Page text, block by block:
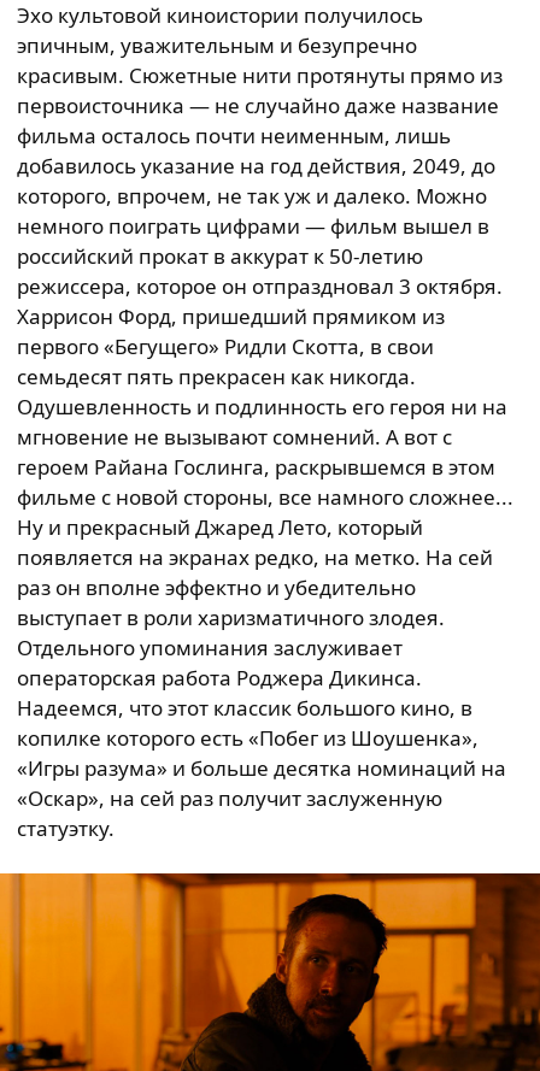
Эхо культовой киноистории получилось
эпичным, уважительным и безупречно
красивым. Сюжетные нити протянуты прямо из
первоисточника — не случайно даже название
фильма осталось почти неименным, лишь
добавилось указание на год действия, 2049, до
которого, впрочем, не так уж и далеко. Можно
немного поиграть цифрами — фильм вышел в
российский прокат в аккурат к 50-летию
режиссера, которое он отпраздновал 3 октября.
Харрисон Форд, пришедший прямиком из
первого «Бегущего» Ридли Скотта, в свои
семьдесят пять прекрасен как никогда.
Одушевленность и подлинность его героя ни на
мгновение не вызывают сомнений. А вот с
героем Райана Гослинга, раскрывшемся в этом
фильме с новой стороны, все намного сложнее...
Ну и прекрасный Джаред Лето, который
появляется на экранах редко, на метко. На сей
раз он вполне эффектно и убедительно
выступает в роли харизматичного злодея.
Отдельного упоминания заслуживает
операторская работа Роджера Дикинса.
Надеемся, что этот классик большого кино, в
копилке которого есть «Побег из Шоушенка»,
«Игры разума» и больше десятка номинаций на
«Оскар», на сей раз получит заслуженную
статуэтку.